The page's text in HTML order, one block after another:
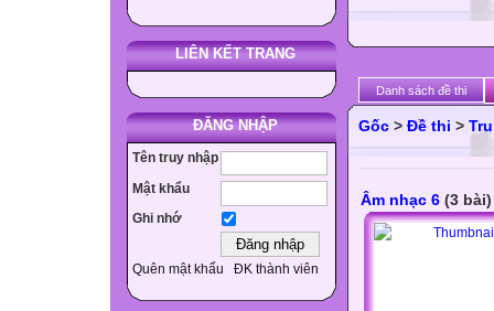
LIÊN KẾT TRANG
ĐĂNG NHẬP
Tên truy nhập
Mật khẩu
Ghi nhớ
Quên mật khẩu ĐK thành viên
Danh sách đề thi
Gốc > Đề thi >
Âm nhạc 6 (3 bài)